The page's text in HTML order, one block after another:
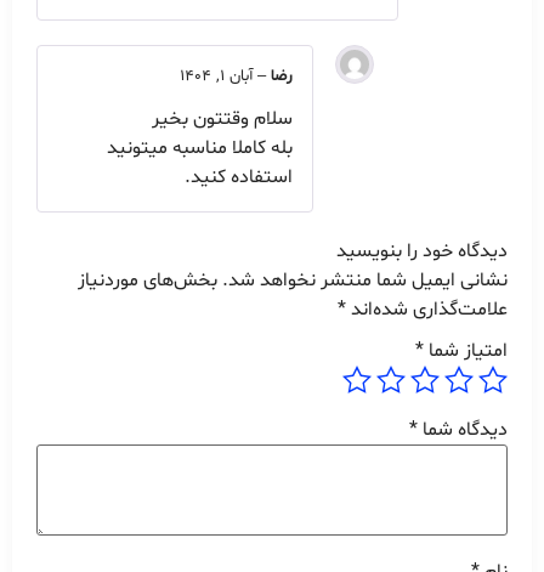
رضا– آبان 1, 1404
سلام وقتتون بخیر
بله کاملا مناسبه میتونید
استفاده کنید.
دیدگاه خود را بنویسید
نشانی ایمیل شما منتشر نخواهد شد. بخش‌های موردنیاز
علامت‌گذاری شده‌اند*
امتیاز شما *
دیدگاه شما *